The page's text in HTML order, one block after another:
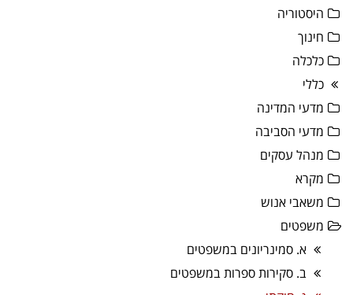
היסטוריה
חינוך
כלכלה
כללי
מדעי המדינה
מדעי הסביבה
מנהל עסקים
מקרא
משאבי אנוש
משפטים
א. סמינריונים במשפטים
ב. סקירות ספרות במשפטים